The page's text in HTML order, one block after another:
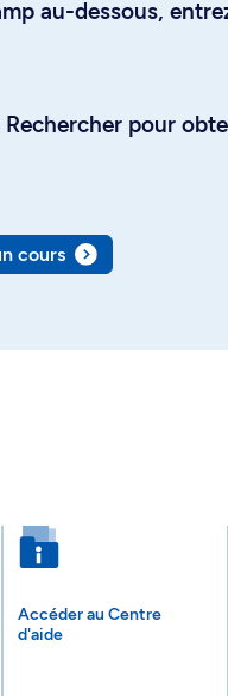
au-dessous,
pour
cours
Accéder au Centre
d'aide